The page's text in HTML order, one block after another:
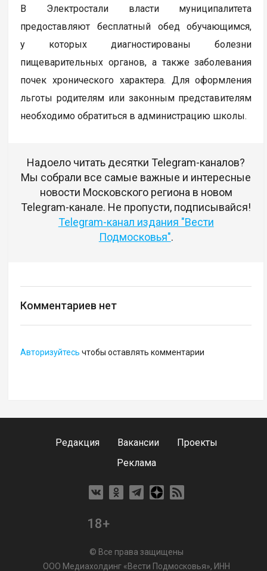
В Электростали власти муниципалитета
предоставляют бесплатный обед обучающимся,
у которых диагностированы болезни
пищеварительных органов, а также заболевания
почек хронического характера. Для оформления
льготы родителям или законным представителям
необходимо обратиться в администрацию школы.
Надоело читать десятки Telegram-каналов?
Мы собрали все самые важные и интересные
новости Московского региона в новом
Telegram-канале. Не пропусти, подписывайся!
Telegram-канал издания "Вести
Подмосковья".
Комментариев нет
Авторизуйтесь чтобы оставлять комментарии
Редакция Вакансии
Проекты
Реклама
18+
© Все права защищены
ООО Медиахолдинг «Вести Подмосковья», ИНН